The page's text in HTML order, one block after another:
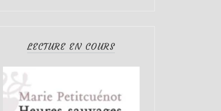
LECTURE EN COURS